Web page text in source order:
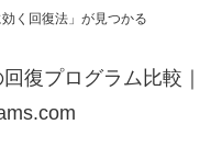
く回復法」が見つかる
復プログラム比較｜